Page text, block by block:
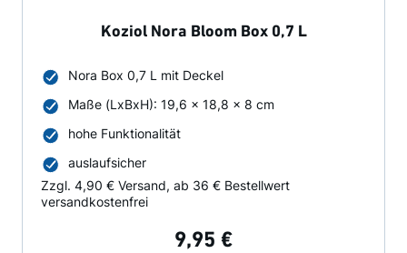
Koziol Nora Bloom Box 0,7 L
Nora Box 0,7 L mit Deckel
Maße (LxBxH): 19,6 x 18,8 x 8 cm
hohe Funktionalität
auslaufsicher
Zzgl. 4,90 € Versand, ab 36 € Bestellwert
versandkostenfrei
9,95 €